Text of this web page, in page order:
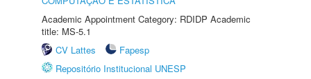
Academic Appointment Category: RDIDP Academic
title: MS-5.1
CV Lattes
Fapesp
Repositório Institucional UNESP